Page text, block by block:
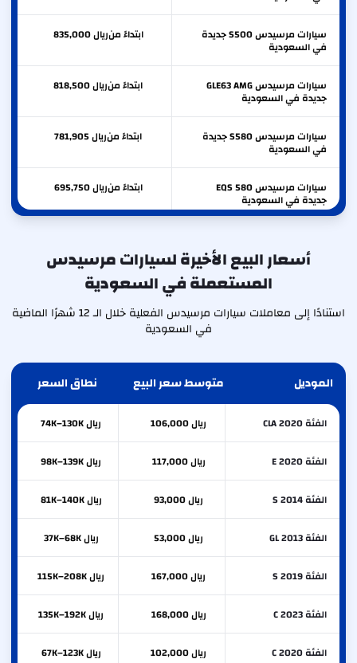
سيارات مرسيدس S500 جديدة
في السعودية
ابتداءً من 835,000ريال
سيارات مرسيدس GLE63 AMG
جديدة في السعودية
ابتداءً من 818,500ريال
سيارات مرسيدس S580 جديدة
في السعودية
ابتداءً من 781,905ريال
سيارات مرسيدس EQS 580
جديدة في السعودية
ابتداءً من 695,750ريال
جديدة في السعودية
سيارات مرسيدس GLE53 AMG ابتداءً من 600,000ريال
أسعار البيع الأخيرة لسيارات مرسيدس
المستعملة في السعودية
استنادًا إلى معاملات سيارات مرسيدس الفعلية خلال الـ 12 شهرًا الماضية
في السعودية
الموديل متوسط سعر البيع نطاق السعر
الفئة CLA 2020 ريال 106,000 ريال 74K–130K
الفئة E 2020 ريال 117,000 ريال 98K–139K
الفئة S 2014 ريال 93,000 ريال 81K–140K
الفئة GL 2013 ريال 53,000 ريال 37K–68K
الفئة S 2019 ريال 167,000 ريال 115K–208K
الفئة C 2023 ريال 168,000 ريال 135K–192K
الفئة C 2020 ريال 102,000 ريال 67K–123K